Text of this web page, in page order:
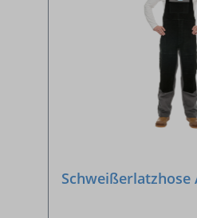
Schweißerlatzhose